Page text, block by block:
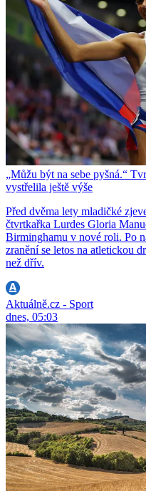
„Můžu být na sebe pyšná.“
vystřelila ještě výše
Před dvěma lety mladičké
čtvrtkařka Lurdes Gloria
Birminghamu v nové roli. Po
zranění se letos na atletickou
než dřív.
Aktuálně.cz - Sport
dnes, 05:03